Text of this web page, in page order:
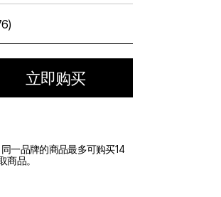
立即购买
一品牌的商品最多可购买14
商品。